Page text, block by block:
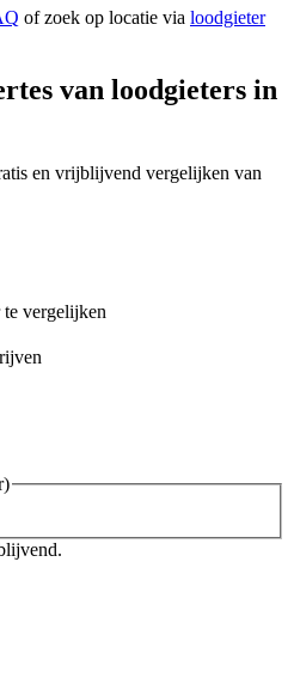
of zoek op locatie via loodgieter
van loodgieters in
en vrijblijvend vergelijken van
vergelijken